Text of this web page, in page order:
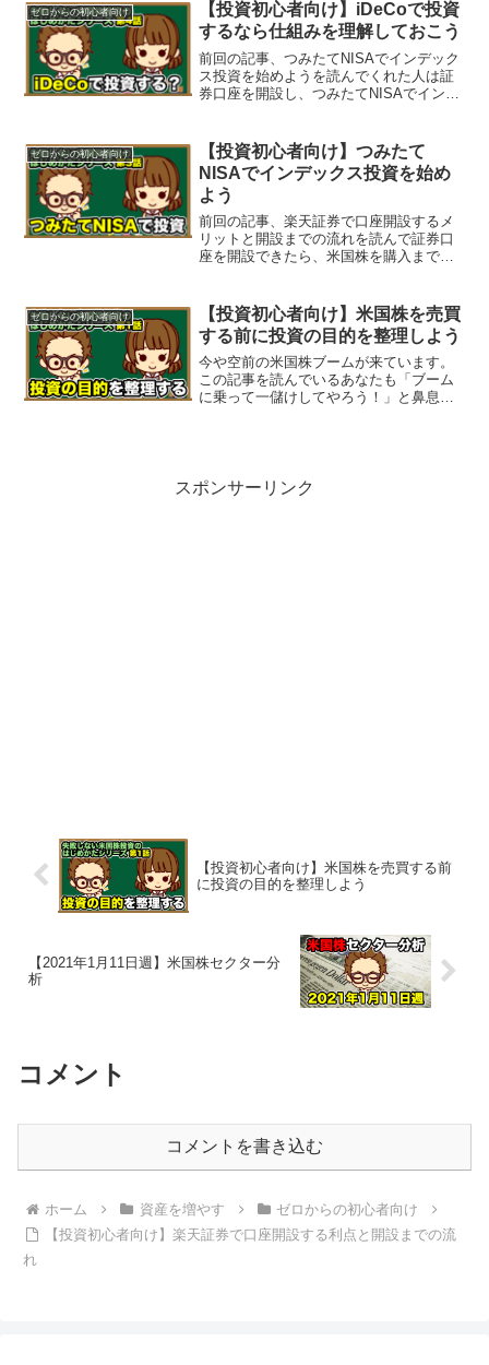
ています（iDeCoは資産を引き出せないか
ら嫌...
ゼロからの初心者向け
【投資初心者向け】iDeCoで投資
するなら仕組みを理解しておこう
前回の記事、つみたてNISAでインデック
ス投資を始めようを読んでくれた人は証
券口座を開設し、つみたてNISAでインデ
天証券の口座を持っていないかたは、楽
天証券で口座開設...
ゼロからの初心者向け
【投資初心者向け】つみたて
NISAでインデックス投資を始め
よう
前回の記事、楽天証券で口座開設するメ
リットと開設までの流れを読んで証券口
座を開設できたら、米国株を購入までも
座を持っていないかたは、前回の記事を
読んで、下記のボタンから...
ゼロからの初心者向け
【投資初心者向け】米国株を売買
する前に投資の目的を整理しよう
今や空前の米国株ブームが来ています。
この記事を読んでいるあなたも「ブーム
に乗って一儲けしてやろう！」と鼻息を
ん。
スポンサーリンク
【投資初心者向け】米国株を売買する前
に投資の目的を整理しよう
【2021年1月11日週】米国株セクター分
析
コメント
コメントを書き込む
ホーム 資産を増やす
ゼロからの初心者向け
【投資初心者向け】楽天証券で口座開設する利点と開設までの流
れ